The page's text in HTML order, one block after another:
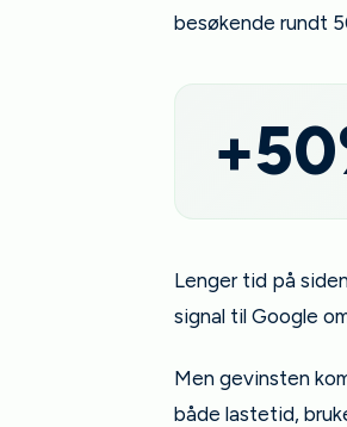
besøkende rundt
Lenger tid på
signal til Google
Men gevinsten
både lastetid,